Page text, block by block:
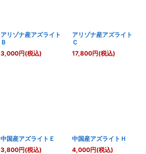
アリゾナ産アズライト
Ｂ
3,000円(税込)
アリゾナ産アズライト
Ｃ
17,800円(税込)
中国産アズライトＥ
3,800円(税込)
中国産アズライトＨ
4,000円(税込)